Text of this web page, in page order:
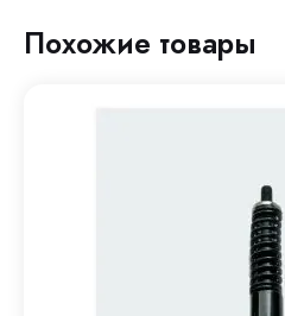
Похожие товары